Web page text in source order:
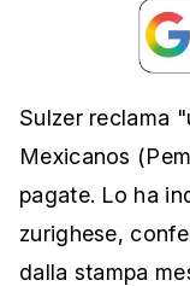
Sulzer reclama
Mexicanos
pagate. Lo ha
zurighese,
dalla stampa